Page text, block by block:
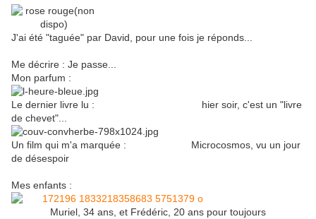
J'ai été "taguée" par David, pour une fois je réponds...
Me décrire : Je passe...
Mon parfum :
Le dernier livre lu : hier soir, c'est un "livre
de chevet"...
Un film qui m'a marquée : Microcosmos, vu un jour
de désespoir
Mes enfants :
Muriel, 34 ans, et Frédéric, 20 ans pour toujours